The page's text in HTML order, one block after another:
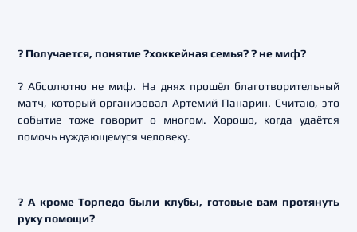
? Получается, понятие ?хоккейная семья? ? не миф?
? Абсолютно не миф. На днях прошёл благотворительный
матч, который организовал Артемий Панарин. Считаю, это
событие тоже говорит о многом. Хорошо, когда удаётся
помочь нуждающемуся человеку.
? А кроме Торпедо были клубы, готовые вам протянуть
руку помощи?